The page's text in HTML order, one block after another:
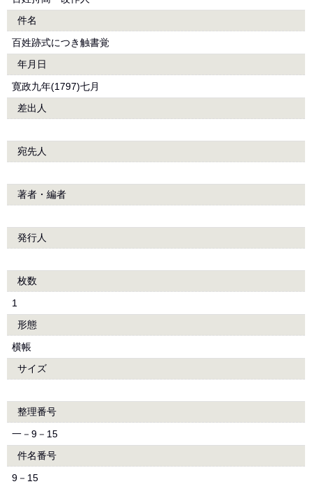
件名
百姓跡式につき触書覚
年月日
寛政九年(1797)七月
差出人
宛先人
著者・編者
発行人
枚数
1
形態
横帳
サイズ
整理番号
一－9－15
件名番号
9－15